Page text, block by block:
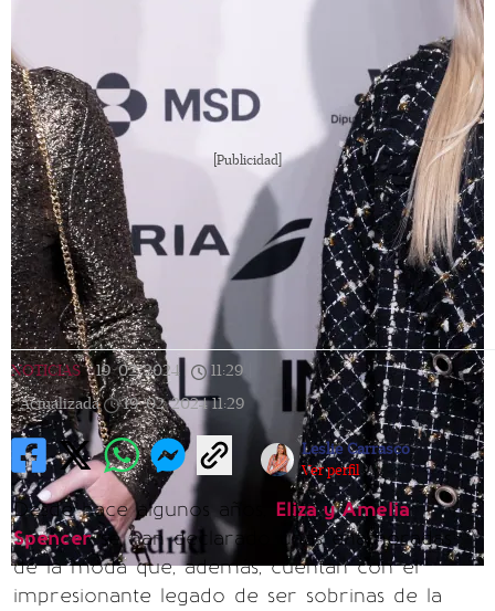
[Publicidad]
NOTICIAS | 19/02/2024 11:29
Actualizada
19/02/2024 11:29
Leslie Carrasco
Ver perfil
Desde hace algunos años, Eliza y Amelia
Spencerse han declarado unas enamoradas
de la moda que, además, cuentan con el
impresionante legado de ser sobrinas de la